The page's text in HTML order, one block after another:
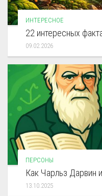
ИНТЕРЕСНОЕ
22 интересных
09.02.2026
ПЕРСОНЫ
Как Чарльз Дарвин
13.10.2025